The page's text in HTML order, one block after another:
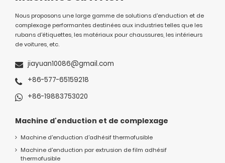
Nous proposons une large gamme de solutions d'enduction et de
complexage performantes destinées aux industries telles que les
rubans d'étiquettes, les matériaux pour chaussures, les intérieurs
de voitures, etc.
jiayuan10086@gmail.com
+86-577-65159218
+86-19883753020
Machine d'enduction et de complexage
Machine d'enduction d'adhésif thermofusible
Machine d'enduction par extrusion de film adhésif
thermofusible